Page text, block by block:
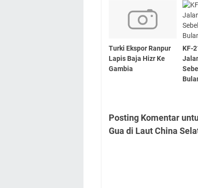
Turki Ekspor Ranpur
Lapis Baja Hizr Ke
Gambia
KF-
Posting Komentar
Gua di Laut China